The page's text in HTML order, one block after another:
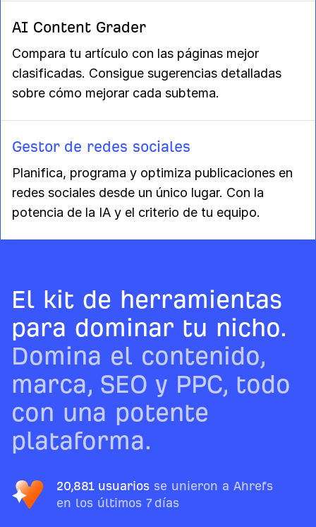
AI Content Grader
Compara tu artículo con las páginas mejor
clasificadas. Consigue sugerencias detalladas
sobre cómo mejorar cada subtema.
Gestor de redes sociales
Planifica, programa y optimiza publicaciones en
redes sociales desde un único lugar. Con la
potencia de la IA y el criterio de tu equipo.
El kit de herramientas
para dominar tu nicho.
Domina el contenido,
marca, SEO y PPC, todo
con una potente
plataforma.
20,881 usuarios se unieron a Ahrefs
en los últimos 7 días